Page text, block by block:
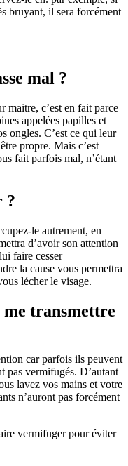
bruyant, il sera forcément
mal ?
maitre, c’est en fait parce
appelées papilles et
ongles. C’est ce qui leur
propre. Mais c’est
fait parfois mal, n’étant
?
le autrement, en
d’avoir son attention
faire cesser
la cause vous permettra
lécher le visage.
transmettre
car parfois ils peuvent
pas vermifugés. D’autant
lavez vos mains et votre
n’auront pas forcément
vermifuger pour éviter